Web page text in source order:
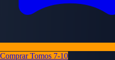
Comprar Tomos 7-10